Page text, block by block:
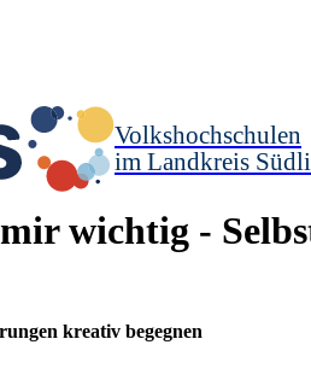
Volkshochschulen
im Landkreis
wichtig -
kreativ begegnen